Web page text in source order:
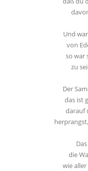
Und
von
so war
zu
Der
das ist
darauf
die
wie